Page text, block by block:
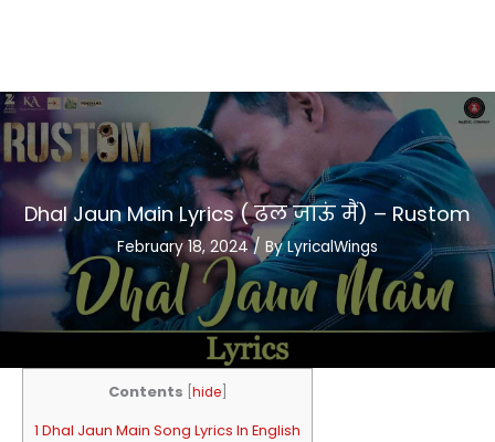
Dhal Jaun Main Lyrics ( ढल जाऊं मैं) – Rustom
February 18, 2024/ ByLyricalWings
Contents hide]
1 Dhal Jaun Main Song Lyrics In English